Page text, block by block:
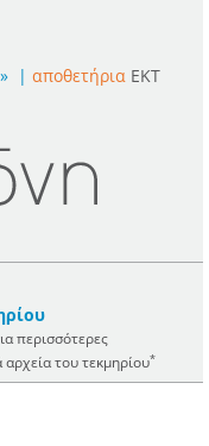
| αποθετήρια EKT
περισσότερες
του τεκμηρίου*